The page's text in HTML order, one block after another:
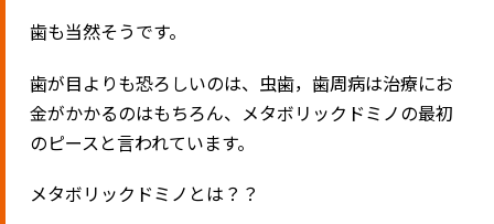
歯も当然そうです。
歯が目よりも恐ろしいのは、虫歯，歯周病は治療にお
金がかかるのはもちろん、メタボリックドミノの最初
のピースと言われています。
メタボリックドミノとは？？